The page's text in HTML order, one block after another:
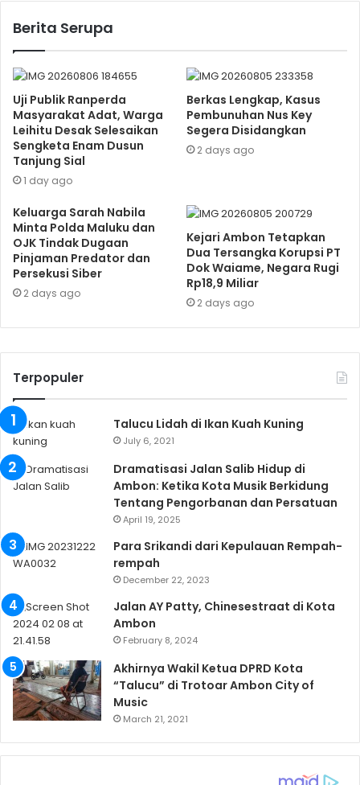
Berita Serupa
Uji Publik Ranperda
Masyarakat Adat, Warga
Leihitu Desak Selesaikan
Sengketa Enam Dusun
Tanjung Sial
1 day ago
Berkas Lengkap, Kasus
Pembunuhan Nus Key
Segera Disidangkan
2 days ago
Keluarga Sarah Nabila
Minta Polda Maluku dan
OJK Tindak Dugaan
Pinjaman Predator dan
Persekusi Siber
2 days ago
Kejari Ambon Tetapkan
Dua Tersangka Korupsi PT
Dok Waiame, Negara Rugi
Rp18,9 Miliar
2 days ago
Terpopuler
Talucu Lidah di Ikan Kuah Kuning
July 6, 2021
Dramatisasi Jalan Salib Hidup di
Ambon: Ketika Kota Musik Berkidung
Tentang Pengorbanan dan Persatuan
April 19, 2025
Para Srikandi dari Kepulauan Rempah-
rempah
December 22, 2023
Jalan AY Patty, Chinesestraat di Kota
Ambon
February 8, 2024
Akhirnya Wakil Ketua DPRD Kota
“Talucu” di Trotoar Ambon City of
Music
March 21, 2021